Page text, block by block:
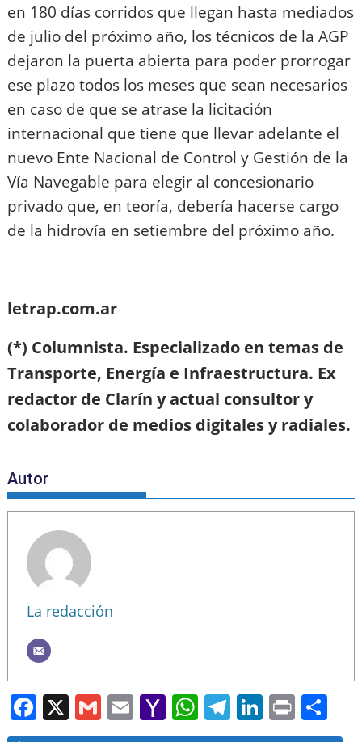
en 180 días corridos que llegan hasta mediados
de julio del próximo año, los técnicos de la AGP
dejaron la puerta abierta para poder prorrogar
ese plazo todos los meses que sean necesarios
en caso de que se atrase la licitación
internacional que tiene que llevar adelante el
nuevo Ente Nacional de Control y Gestión de la
Vía Navegable para elegir al concesionario
privado que, en teoría, debería hacerse cargo
de la hidrovía en setiembre del próximo año.
letrap.com.ar
(*) Columnista. Especializado en temas de
Transporte, Energía e Infraestructura. Ex
redactor de Clarín y actual consultor y
colaborador de medios digitales y radiales.
Autor
La redacción
F
a
X G
m
E
m
Y
a
W
h
T
el
Li
n
Pr
in h